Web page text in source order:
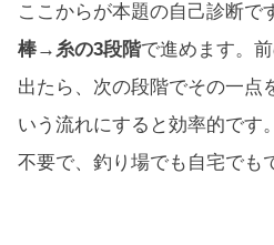
ここからが本題の自己診断で
棒→糸の3段階で進めます。
出たら、次の段階でその一点
いう流れにすると効率的です
不要で、釣り場でも自宅でも